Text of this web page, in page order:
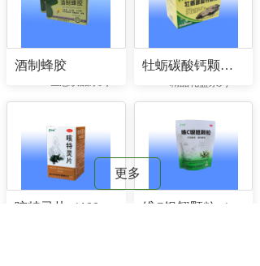
精品礼盒系列
酒制蜂胶 牡蛎碳酸钙颗粒（5克/包×24包/盒）
更多